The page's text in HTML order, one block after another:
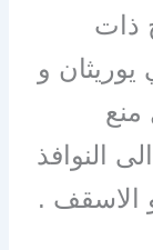
ذات
يوريثان و
منع
النوافذ
الاسقف .